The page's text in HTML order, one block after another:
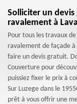
Solliciter un
ravalement à
Pour tous les travaux
ravalement de façade à
faire un devis gratuit.
Couverture pour
puissiez fixer le prix à
Sur Luzege dans le
prêt à vous offrir une